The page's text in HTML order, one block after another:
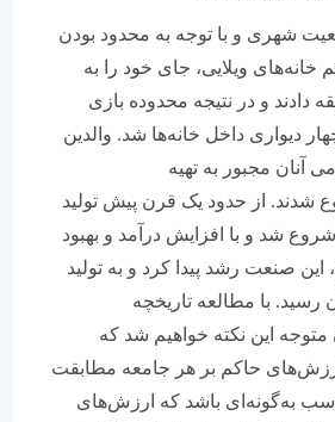
و با توجه به محدود بودن
ویلایی، جای خود را به
و در نتیجه محدوده بازی
داخل خانه‌ها شد. والدین
مجبور به تهیه
از حدود یک قرن پیش تولید
و با افزایش درآمد و بهبود
رشد پیدا کرد و به تولید
با مطالعه تاریخچه
این نکته خواهیم شد که
حاکم بر هر جامعه مطابقت
باشد که ارزش‌های